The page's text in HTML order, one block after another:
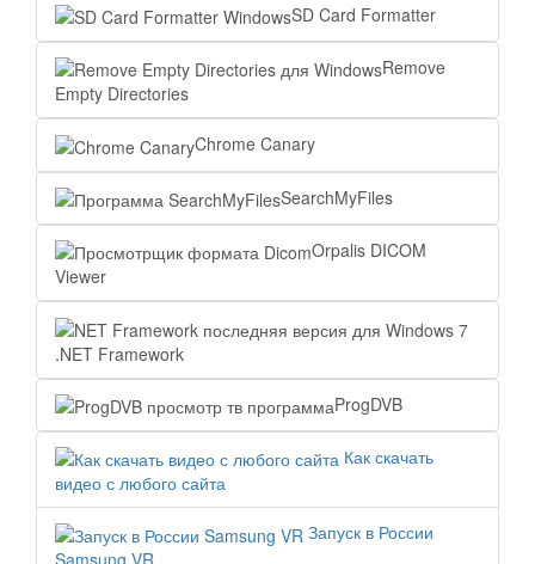
SD Card Formatter
Remove
Empty Directories
Chrome Canary
SearchMyFiles
Orpalis DICOM
Viewer
.NET Framework
ProgDVB
Как скачать
видео с любого сайта
Запуск в России
Samsung VR